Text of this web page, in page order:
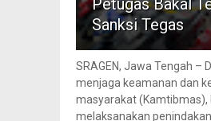
Petugas Bakal
Sanksi Tegas
SRAGEN, Jawa Tengah –
menjaga keamanan dan
masyarakat (Kamtibmas),
melaksanakan